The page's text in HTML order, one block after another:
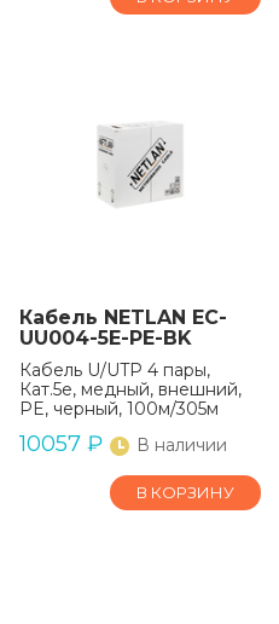
Кабель NETLAN EC-
UU004-5E-PE-BK
Кабель U/UTP 4 пары,
Кат.5е, медный, внешний,
PE, черный, 100м/305м
10057 ₽ В наличии
В КОРЗИНУ